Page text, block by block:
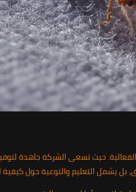
حيث تسعى الشركة جاهدة
بل يشمل التعليم والتوعية حول